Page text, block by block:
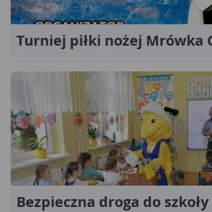
Turniej piłki nożej Mrówka
Bezpieczna droga do